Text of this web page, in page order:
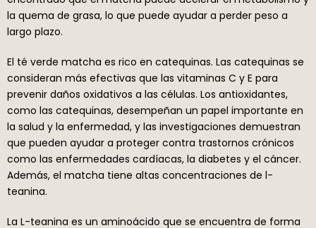
la quema de grasa, lo que puede ayudar a perder peso a
largo plazo.
El té verde matcha es rico en catequinas. Las catequinas se
consideran más efectivas que las vitaminas C y E para
prevenir daños oxidativos a las células. Los antioxidantes,
como las catequinas, desempeñan un papel importante en
la salud y la enfermedad, y las investigaciones demuestran
que pueden ayudar a proteger contra trastornos crónicos
como las enfermedades cardíacas, la diabetes y el cáncer.
Además, el matcha tiene altas concentraciones de l-
teanina.
La L-teanina es un aminoácido que se encuentra de forma